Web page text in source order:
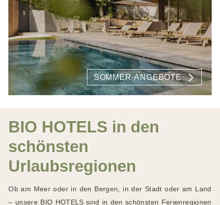
SOMMER-ANGEBOTE
BIO HOTELS in den
schönsten
Urlaubsregionen
Ob am Meer oder in den Bergen, in der Stadt oder am Land
– unsere BIO HOTELS sind in den schönsten Ferienregionen